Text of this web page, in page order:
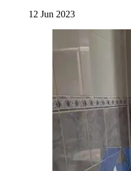
12 Jun 2023